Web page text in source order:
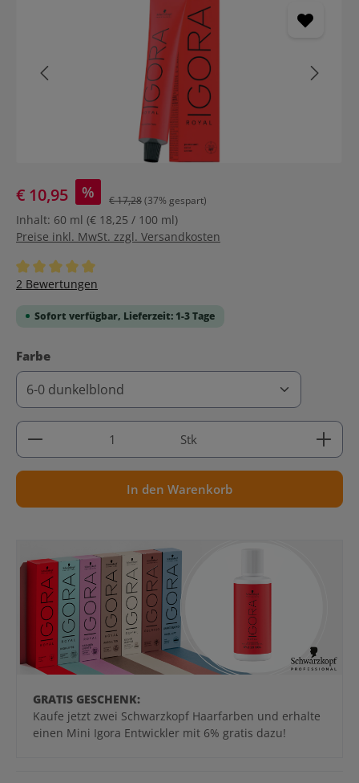
€ 10,95 % € 17,28(37% gespart)
Inhalt: 60 ml (€ 18,25 / 100 ml)
Preise inkl. MwSt. zzgl. Versandkosten
Durchschnittliche Bewertung von 5 von 5 Sternen
2 Bewertungen
Sofort verfügbar, Lieferzeit: 1-3 Tage
Farbeauswählen
Produkt Anzahl: Gib den gewünschten Wert ein
Stk
In den Warenkorb
GRATIS GESCHENK:
Kaufe jetzt zwei Schwarzkopf Haarfarben und erhalte
einen Mini Igora Entwickler mit 6% gratis dazu!